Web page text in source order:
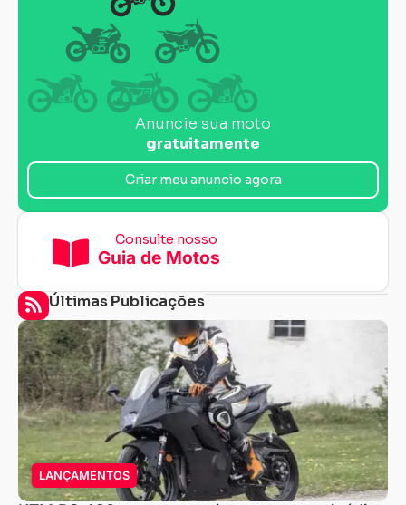
Anuncie sua moto
gratuitamente
Criar meu anuncio agora
Consulte nosso
Guia de Motos
Últimas Publicações
LANÇAMENTOS